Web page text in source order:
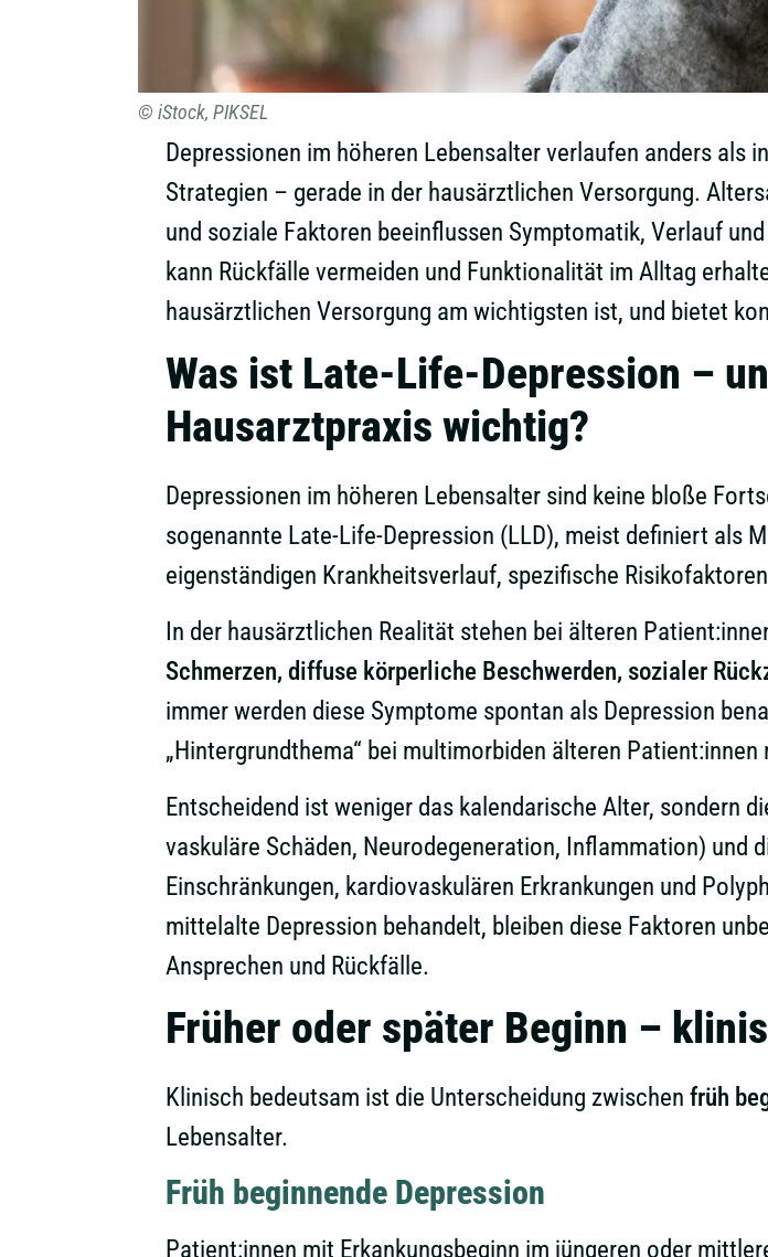
© iStock, PIKSEL
Depressionen im höheren Lebensalter verlaufen anders als
Strategien – gerade in der hausärztlichen Versorgung.
und soziale Faktoren beeinflussen Symptomatik, Verlauf
kann Rückfälle vermeiden und Funktionalität im Alltag
hausärztlichen Versorgung am wichtigsten ist, und bietet
Was ist Late-Life-Depression –
Hausarztpraxis wichtig?
Depressionen im höheren Lebensalter sind keine bloße
sogenannte Late-Life-Depression (LLD), meist definiert als
eigenständigen Krankheitsverlauf, spezifische
In der hausärztlichen Realität stehen bei älteren
Schmerzen, diffuse körperliche Beschwerden, sozialer
immer werden diese Symptome spontan als Depression
„Hintergrundthema“ bei multimorbiden älteren Patient:innen
Entscheidend ist weniger das kalendarische Alter, sondern
vaskuläre Schäden, Neurodegeneration, Inflammation) und
Einschränkungen, kardiovaskulären Erkrankungen und
mittelalte Depression behandelt, bleiben diese Faktoren
Ansprechen und Rückfälle.
Früher oder später Beginn –
Klinisch bedeutsam ist die Unterscheidung zwischen früh
Lebensalter.
Früh beginnende Depression
Patient:innen mit Erkankungsbeginn im jüngeren oder